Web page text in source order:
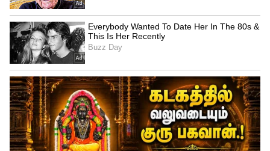
முக்கிய நாட்கள்:
விண்ணப்பிப்பதற்கான கடைசி தேதி: 09
ஜனவரி 2023
https://www.indiapost.gov.in/VAS/Pages/Recruit
ment/IP08122022_MMS_Eng.pdf என்ற